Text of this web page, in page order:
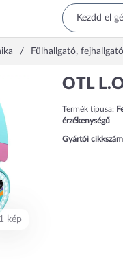
Fülhallgató, fejhallgató
kép
OTL
Termék típusa:
érzékenységű
Gyártói